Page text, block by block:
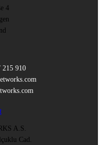
4
215 910
A.S.
Cad.